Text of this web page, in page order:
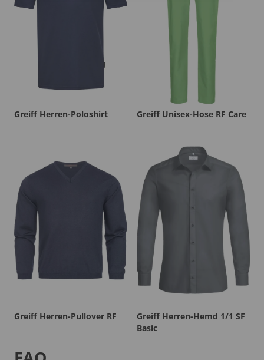
Greiff Herren-Poloshirt Greiff Unisex-Hose RF Care
Greiff Herren-Pullover RF
Greiff Herren-Hemd 1/1 SF
Basic